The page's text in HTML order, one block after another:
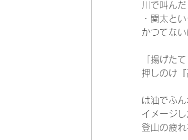
川で叫ん
・関太と
かつてな
「揚げた
押しのけ
は油でふ
イメージ
登山の疲